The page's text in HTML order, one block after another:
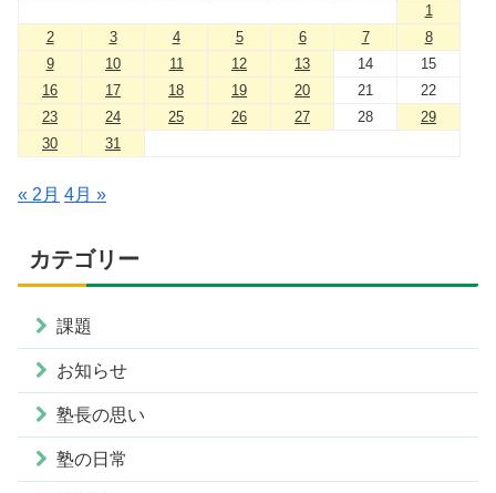
1
2
3 4 5 6 7
8
9
10 11 12 13 14
15
16
17 18 19 20 21
22
23
24 25 26 27 28
29
30
31
« 2月 4月 »
カテゴリー
課題
お知らせ
塾長の思い
塾の日常